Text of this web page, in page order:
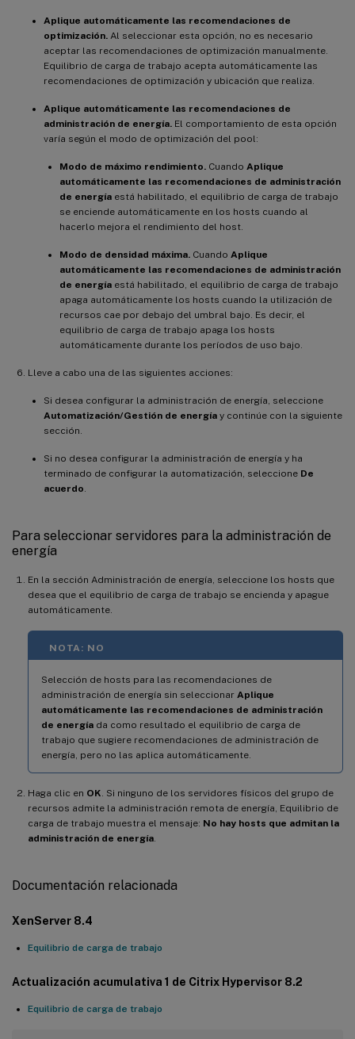
Aplique automáticamente las recomendaciones de
optimización. Al seleccionar esta opción, no es necesario
aceptar las recomendaciones de optimización manualmente.
Equilibrio de carga de trabajo acepta automáticamente las
recomendaciones de optimización y ubicación que realiza.
Aplique automáticamente las recomendaciones de
administración de energía. El comportamiento de esta opción
varía según el modo de optimización del pool:
Modo de máximo rendimiento. Cuando Aplique
automáticamente las recomendaciones de administración
de energía está habilitado, el equilibrio de carga de trabajo
se enciende automáticamente en los hosts cuando al
hacerlo mejora el rendimiento del host.
Modo de densidad máxima. Cuando Aplique
automáticamente las recomendaciones de administración
de energía está habilitado, el equilibrio de carga de trabajo
apaga automáticamente los hosts cuando la utilización de
recursos cae por debajo del umbral bajo. Es decir, el
equilibrio de carga de trabajo apaga los hosts
automáticamente durante los períodos de uso bajo.
Lleve a cabo una de las siguientes acciones:
Si desea configurar la administración de energía, seleccione
Automatización/Gestión de energía y continúe con la siguiente
sección.
Si no desea configurar la administración de energía y ha
terminado de configurar la automatización, seleccione De
acuerdo.
Para seleccionar servidores para la administración de
energía
En la sección Administración de energía, seleccione los hosts que
desea que el equilibrio de carga de trabajo se encienda y apague
automáticamente.
NOTA: NO
Selección de hosts para las recomendaciones de
administración de energía sin seleccionar Aplique
automáticamente las recomendaciones de administración
de energía da como resultado el equilibrio de carga de
trabajo que sugiere recomendaciones de administración de
energía, pero no las aplica automáticamente.
Haga clic en OK. Si ninguno de los servidores físicos del grupo de
recursos admite la administración remota de energía, Equilibrio de
carga de trabajo muestra el mensaje: No hay hosts que admitan la
administración de energía.
Documentación relacionada
XenServer 8.4
Equilibrio de carga de trabajo
Actualización acumulativa 1 de Citrix Hypervisor 8.2
Equilibrio de carga de trabajo